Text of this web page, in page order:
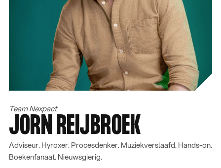
Wat we doen
Succesverhalen
Insights
Over ons
Werken bij Nexpact
Contact
Strategie en verandermanagement
Projectmanagement en coördinatie
Technisch advies en systeemintegratie
Operationele optimalisatie
Datamanagement en analyse
Cybersecurity en compliance
5405 AH Uden
Team Nexpact
JORN REIJBROEK
Adviseur. Hyroxer. Procesdenker. Muziekverslaafd. Hands-on.
Boekenfanaat. Nieuwsgierig.